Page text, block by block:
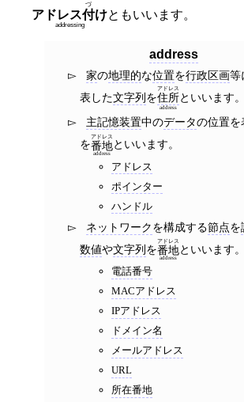
アドレス付
づ
け
addressing
ともいいます。
address
家の地理的な位置を行政区画等
表した文字列 を住所
アドレス
address
といいます。
主記憶装置中のデータの位置を
を番地
アドレス
address
といいます。
アドレス
ポインター
ハンドル
ネットワークを構成する節点を
数値や文字列を番地
アドレス
address
といいます。
電話番号
MACアドレス
IPアドレス
ドメイン名
メールアドレス
URL
所在番地